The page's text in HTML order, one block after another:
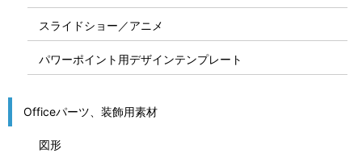
スライドショー／アニメ
パワーポイント用デザインテンプレート
Officeパーツ、装飾用素材
図形